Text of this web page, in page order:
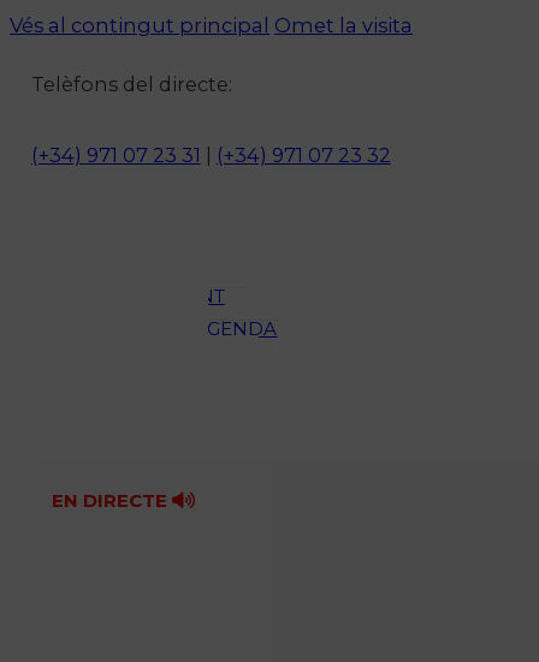
Vés al contingut principal Omet la visita
Telèfons del directe:
(+34) 971 07 23 31 (+34) 971 07 23 32
OCI
AMBIENT
AGENDA
Fes-te'n soci!
EN DIRECTE